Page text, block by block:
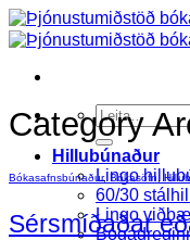
Search
for:
Hillubúnaður
Lingo
60/30
Lingo
Category
Bókasafnsbúnaður, Bókasöfn
Sérsmíðaðar